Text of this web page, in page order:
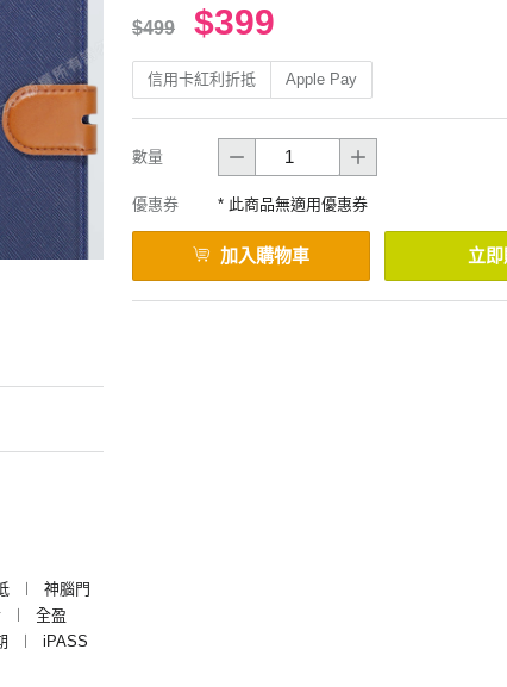
︱
神腦門
︱
全盈
︱
iPASS
$499 $399
信用卡紅利折抵 Apple Pay
數量
優惠券 * 此商品無適用優惠券
加入購物車 立